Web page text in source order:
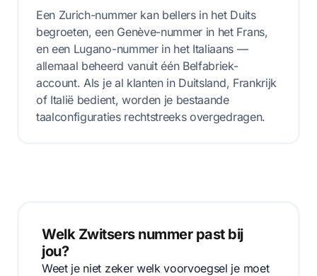
Een Zurich-nummer kan bellers in het Duits
begroeten, een Genève-nummer in het Frans,
en een Lugano-nummer in het Italiaans —
allemaal beheerd vanuit één Belfabriek-
account. Als je al klanten in Duitsland, Frankrijk
of Italië bedient, worden je bestaande
taalconfiguraties rechtstreeks overgedragen.
Welk Zwitsers nummer past bij
jou?
Weet je niet zeker welk voorvoegsel je moet